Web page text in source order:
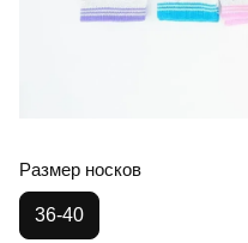
Размер носков
36-40